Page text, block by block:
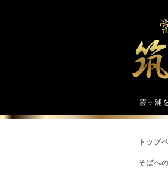
霞ヶ浦
トップ
そばへ